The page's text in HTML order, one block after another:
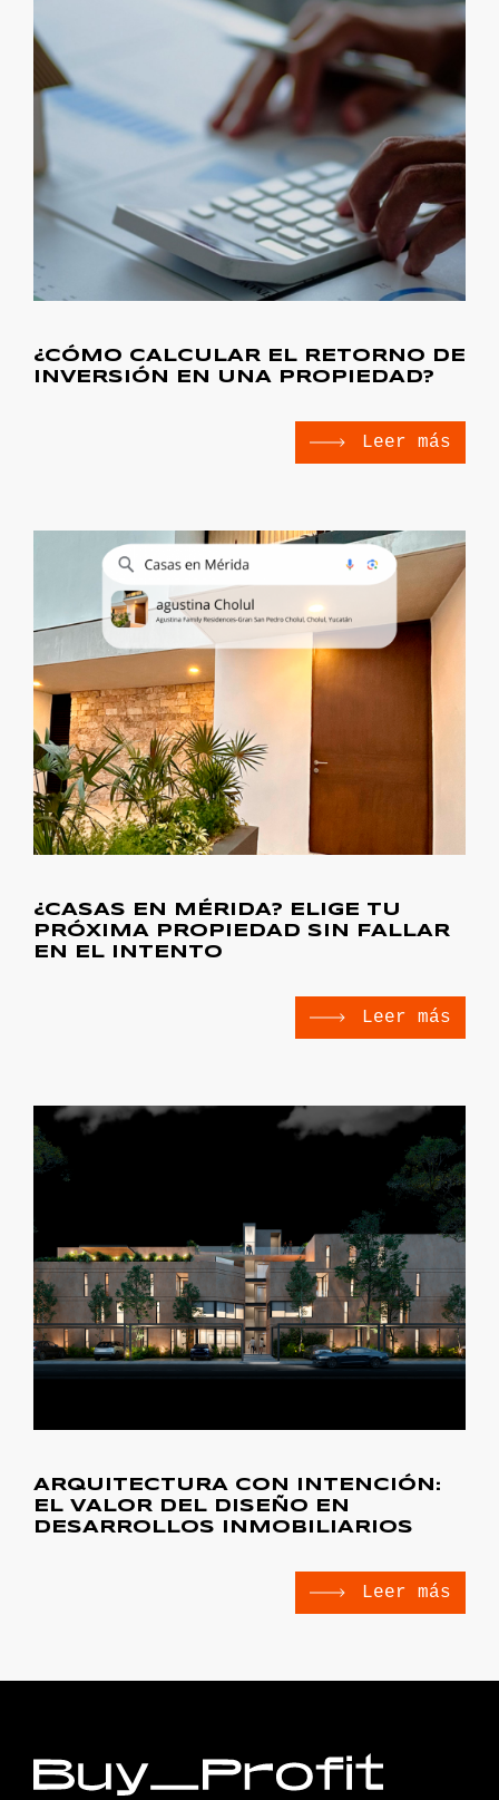
¿CÓMO CALCULAR EL RETORNO DE
INVERSIÓN EN UNA PROPIEDAD?
Leer más
¿CASAS EN MÉRIDA? ELIGE TU
PRÓXIMA PROPIEDAD SIN FALLAR
EN EL INTENTO
Leer más
ARQUITECTURA CON INTENCIÓN:
EL VALOR DEL DISEÑO EN
DESARROLLOS INMOBILIARIOS
Leer más